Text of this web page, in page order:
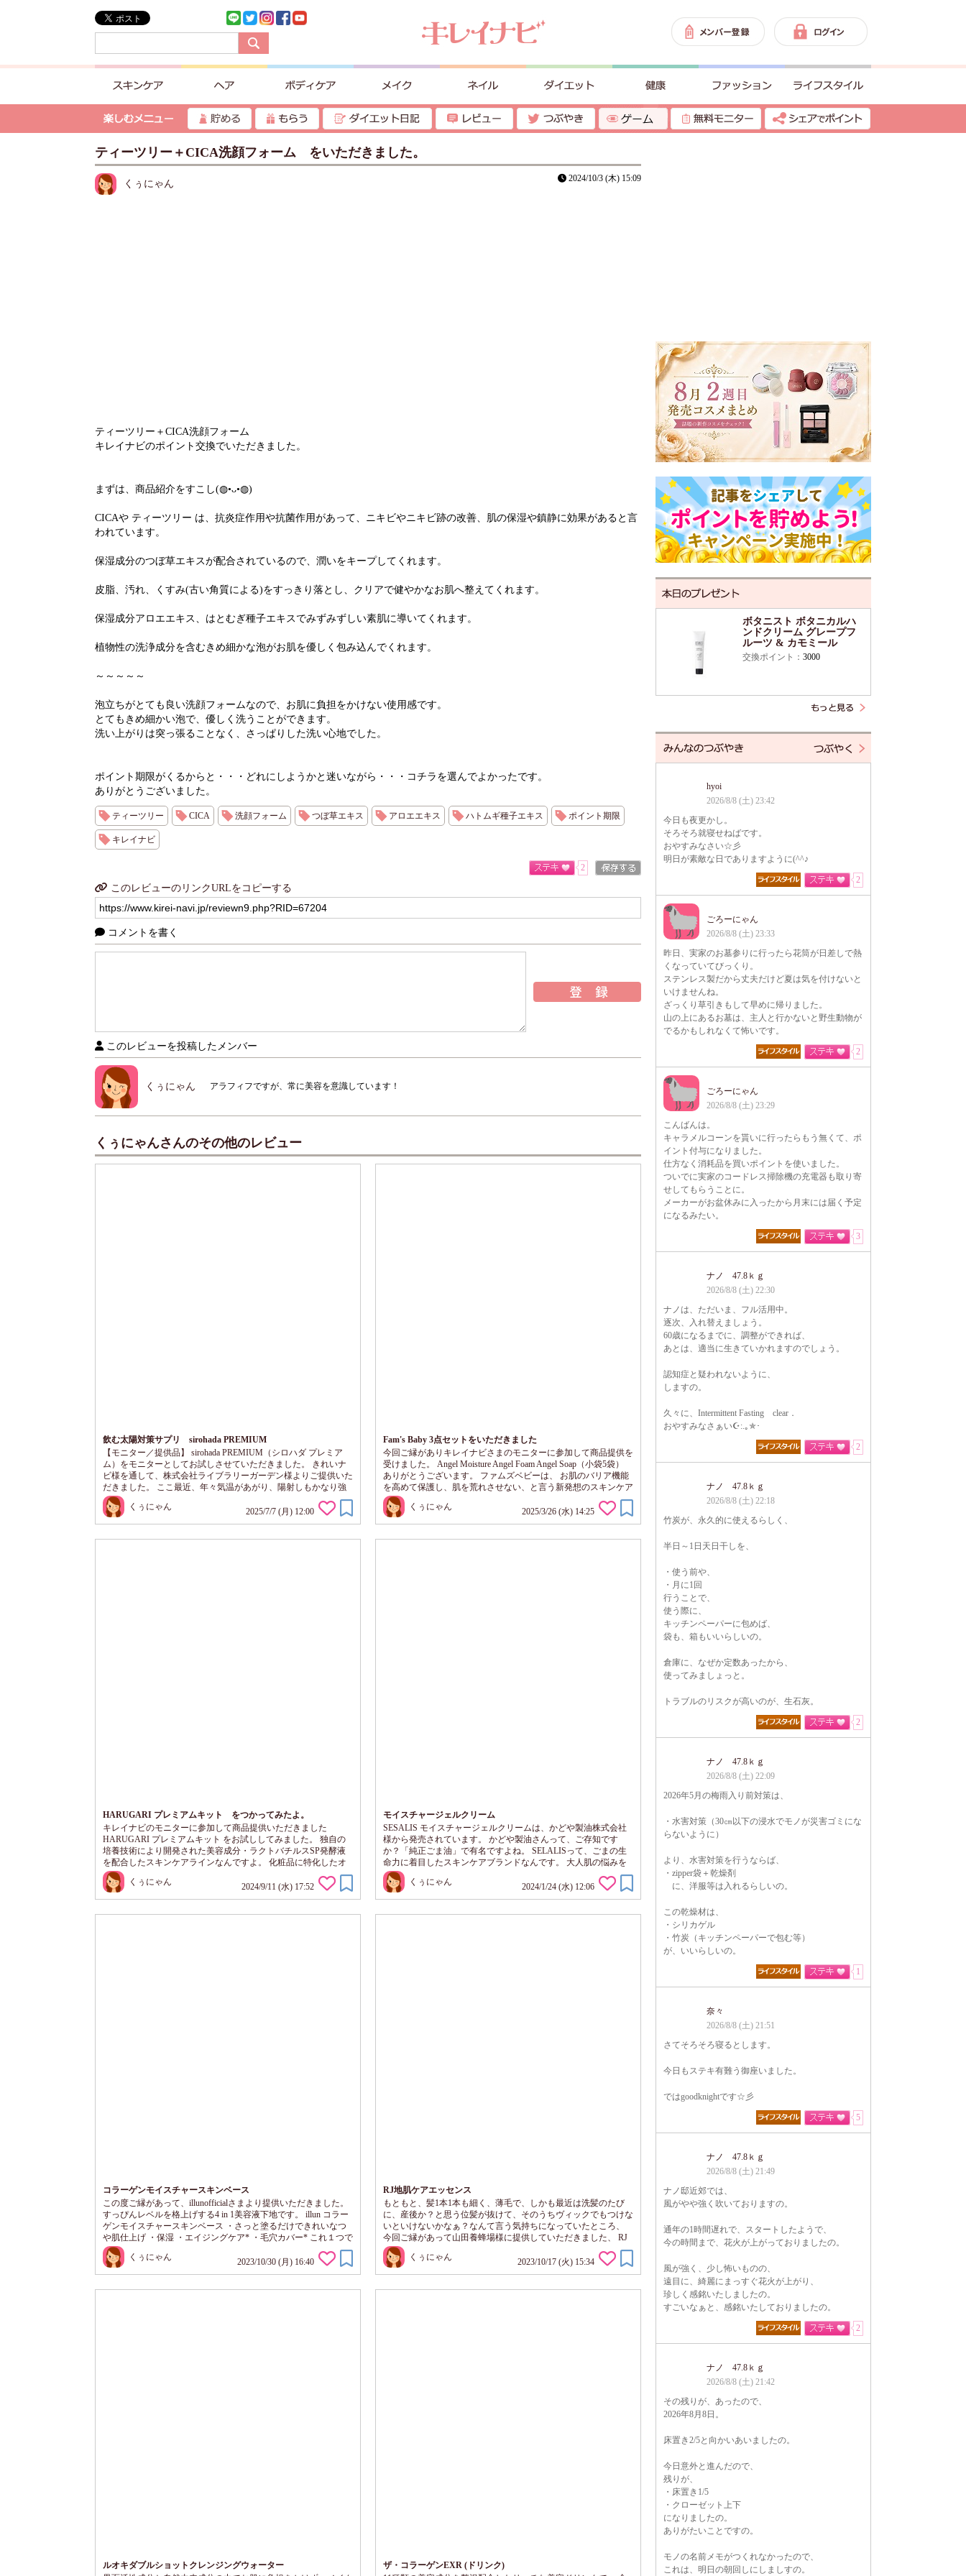
ティーツリー＋CICA洗顔フォーム をいただきました。
くぅにゃん 2024/10/3 (木) 15:09
ティーツリー＋CICA洗顔フォーム
キレイナビのポイント交換でいただきました。
まずは、商品紹介をすこし(◍•ᴗ•◍)
CICAや ティーツリー は、抗炎症作用や抗菌作用があって、ニキビやニキビ跡の改善、肌の保湿や鎮静に効果があると言
われています。
保湿成分のつぼ草エキスが配合されているので、潤いをキープしてくれます。
皮脂、汚れ、くすみ(古い角質による)をすっきり落とし、クリアで健やかなお肌へ整えてくれます。
保湿成分アロエエキス、はとむぎ種子エキスでみずみずしい素肌に導いてくれます。
植物性の洗浄成分を含むきめ細かな泡がお肌を優しく包み込んでくれます。
～～～～～
泡立ちがとても良い洗顔フォームなので、お肌に負担をかけない使用感です。
とてもきめ細かい泡で、優しく洗うことができます。
洗い上がりは突っ張ることなく、さっぱりした洗い心地でした。
ポイント期限がくるからと・・・どれにしようかと迷いながら・・・コチラを選んでよかったです。
ありがとうございました。
ティーツリー CICA 洗顔フォーム つぼ草エキス アロエエキス ハトムギ種子エキス ポイント期限
キレイナビ
2
このレビューのリンクURLをコピーする
コメントを書く
このレビューを投稿したメンバー
くぅにゃん アラフィフですが、常に美容を意識しています！
くぅにゃんさんのその他のレビュー
飲む太陽対策サプリ sirohada PREMIUM
【モニター／提供品】 sirohada PREMIUM（シロハダ プレミア
ム）をモニターとしてお試しさせていただきました。 きれいナ
ビ様を通して、株式会社ライブラリーガーデン様よりご提供いた
だきました。 ここ最近、年々気温があがり、陽射しもかなり強
くなってきて、 日焼け止めだけではちょっと心もとないな…と
思っていたところ、 「インナーケア」のアイテムとして気にな
っていたこちらをお試しできることに！ sirohada PREMIUM
くぅにゃん 2025/7/7 (月) 12:00
Fam's Baby 3点セットをいただきました
今回ご縁がありキレイナビさまのモニターに参加して商品提供を
受けました。 Angel Moisture Angel Foam Angel Soap（小袋5袋）
ありがとうございます。 ファムズベビーは、 お肌のバリア機能
を高めて保護し、肌を荒れさせない、と言う新発想のスキンケア
なんです。 ☆ローション 天然由来100％の新生児から使える保湿
剤なんです。 水の代わりに、三重県の榊原温泉の源泉水が使用
されています。 少しとろみがあるテクスチャーで、お肌がしっ
くぅにゃん 2025/3/26 (水) 14:25
HARUGARI プレミアムキット をつかってみたよ。
キレイナビのモニターに参加して商品提供いただきました
HARUGARI プレミアムキット をお試ししてみました。 独自の
培養技術により開発された美容成分・ラクトバチルスSP発酵液
を配合したスキンケアラインなんですよ。 化粧品に特化したオ
リジナルの整肌保湿成分なんだそうです。 こちらは、７日間、
試せるトライアルキットになっています。 天然由来成分100% 石
油系界面活性剤不使用 パラベンなどの石油系化学合成成分不使
くぅにゃん 2024/9/11 (水) 17:52
モイスチャージェルクリーム
SESALIS モイスチャージェルクリームは、かどや製油株式会社
様から発売されています。 かどや製油さんって、ご存知です
か？「純正ごま油」で有名ですよね。 SELALISって、ごまの生
命力に着目したスキンケアブランドなんです。 大人肌の悩みを
ケアするオイルイン・ジェルクリームが誕生しました。 つやや
かでなめらかなお肌へと導くセサミオイル配合のジェルクリーム
です。 セサミオイルって、セサミノールや、リノール酸を多く
くぅにゃん 2024/1/24 (水) 12:06
コラーゲンモイスチャースキンベース
この度ご縁があって、illunofficialさまより提供いただきました。
すっぴんレベルを格上げする4 in 1美容液下地です。 illun コラー
ゲンモイスチャースキンベース ・さっと塗るだけできれいなつ
や肌仕上げ ・保湿 ・エイジングケア* ・毛穴カバー* これ１つで
４つの効果。 おまけに、トーンアップ*まで。 *年齢に応じたお
手入れのこと *メーキャップ効果による ボトルは、プッシュタ
イプで、手にもちやすく、かたちも出しやすく、使いやすいで
くぅにゃん 2023/10/30 (月) 16:40
RJ地肌ケアエッセンス
もともと、髪1本1本も細く、薄毛で、しかも最近は洗髪のたび
に、産後か？と思う位髪が抜けて、そのうちヴィックでもつけな
いといけないかなぁ？なんて言う気持ちになっていたところ、
今回ご縁があって山田養蜂場様に提供していただきました、 RJ
地肌ケアエッセンス を、使わせていただきました 山田養蜂場さ
まのローヤルゼリー研究で解明された女性をサポートする成分デ
セン酸に着目した、 デセン酸含有ローヤルゼリーエキス配合の
くぅにゃん 2023/10/17 (火) 15:34
ルオキダブルショットクレンジングウォーター
ザ・コラーゲンEXR (ドリンク)
ボタニスト ボタニカルハ
ンドクリーム グレープフ
ルーツ & カモミール
交換ポイント： 3000
hyoi
2026/8/8 (土) 23:42
今日も夜更かし。
そろそろ就寝せねばです。
おやすみなさい☆彡
明日が素敵な日でありますように(^^♪
2
ごろーにゃん
2026/8/8 (土) 23:33
昨日、実家のお墓参りに行ったら花筒が日差しで熱
くなっていてびっくり。
ステンレス製だから丈夫だけど夏は気を付けないと
いけませんね。
ざっくり草引きもして早めに帰りました。
山の上にあるお墓は、主人と行かないと野生動物が
でるかもしれなくて怖いです。
2
ごろーにゃん
2026/8/8 (土) 23:29
こんばんは。
キャラメルコーンを貰いに行ったらもう無くて、ポ
イント付与になりました。
仕方なく消耗品を買いポイントを使いました。
ついでに実家のコードレス掃除機の充電器も取り寄
せしてもらうことに。
メーカーがお盆休みに入ったから月末には届く予定
になるみたい。
3
ナノ 47.8ｋｇ
2026/8/8 (土) 22:30
ナノは、ただいま、フル活用中。
逐次、入れ替えましょう。
60歳になるまでに、調整ができれば、
あとは、適当に生きていかれますのでしょう。
認知症と疑われないように、
しますの。
久々に、Intermittent Fasting clear．
おやすみなさぁい☪:.｡✯･
2
ナノ 47.8ｋｇ
2026/8/8 (土) 22:18
竹炭が、永久的に使えるらしく、
半日～1日天日干しを、
・使う前や、
・月に1回
行うことで、
使う際に、
キッチンペーパーに包めば、
袋も、箱もいいらしいの。
倉庫に、なぜか定数あったから、
使ってみましょっと。
トラブルのリスクが高いのが、生石灰。
2
ナノ 47.8ｋｇ
2026/8/8 (土) 22:09
2026年5月の梅雨入り前対策は、
・水害対策（30㎝以下の浸水でモノが災害ゴミにな
らないように）
より、水害対策を行うならば、
・zipper袋＋乾燥剤
に、洋服等は入れるらしいの。
この乾燥材は、
・シリカゲル
・竹炭（キッチンペーパーで包む等）
が、いいらしいの。
1
奈々
2026/8/8 (土) 21:51
さてそろそろ寝るとします。
今日もステキ有難う御座いました。
ではgoodknightです☆彡
5
ナノ 47.8ｋｇ
2026/8/8 (土) 21:49
ナノ邸近郊では、
風がやや強く吹いておりますの。
通年の1時間遅れで、スタートしたようで、
今の時間まで、花火が上がっておりましたの。
風が強く、少し怖いものの、
遠目に、綺麗にまっすぐ花火が上がり、
珍しく感銘いたしましたの。
すごいなぁと、感銘いたしておりましたの。
2
ナノ 47.8ｋｇ
2026/8/8 (土) 21:42
その残りが、あったので、
2026年8月8日。
床置き2/5と向かいあいましたの。
今日意外と進んだので、
残りが、
・床置き1/5
・クローゼット上下
になりましたの。
ありがたいことですの。
モノの名前メモがつくれなかったので、
これは、明日の朝回しにしましすの。